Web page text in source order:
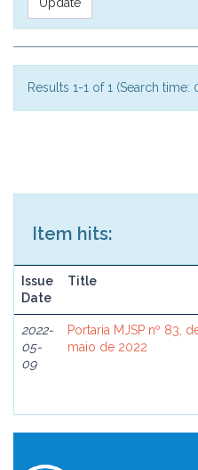
Results 1-1 of 1 (Search time:
Item hits:
Issue
Date
Title
2022-
05-
09
Portaria MJSP nº 83,
maio de 2022